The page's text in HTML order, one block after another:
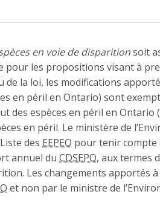
en voie de disparitionsoit
pour les propositions visant à
la loi, les modifications
en péril en Ontario) sont
des espèces en péril en Ontario
en péril. Le ministère de
des EEPEO pour tenir compte
annuel du CDSEPO, aux termes
Les changements apportés à
et non par le ministre de